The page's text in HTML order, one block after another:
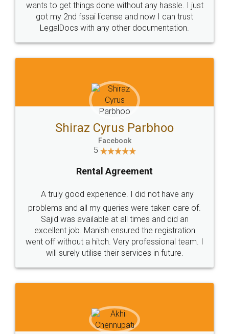
wants to get things done without any hassle. I just
got my 2nd fssai license and now I can trust
LegalDocs with any other documentation.
Shiraz Cyrus Parbhoo
Facebook
5
Rental Agreement
A truly good experience. I did not have any
problems and all my queries were taken care of.
Sajid was available at all times and did an
excellent job. Manish ensured the registration
went off without a hitch. Very professional team. I
will surely utilise their services in future.